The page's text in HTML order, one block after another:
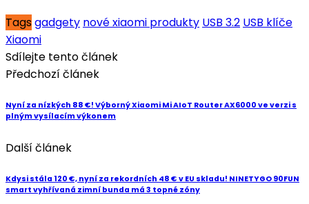
Tagsgadgety nové xiaomi produkty USB 3.2 USB klíče
Xiaomi
Sdílejte tento článek
Předchozí článek
Nyní za nízkých 88 €! Výborný Xiaomi Mi AIoT Router AX6000 ve verzi s
plným vysílacím výkonem
Další článek
Kdysi stála 120 €, nyní za rekordních 48 € v EU skladu! NINETYGO 90FUN
smart vyhřívaná zimní bunda má 3 topné zóny